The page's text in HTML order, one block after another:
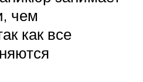
чем
как все